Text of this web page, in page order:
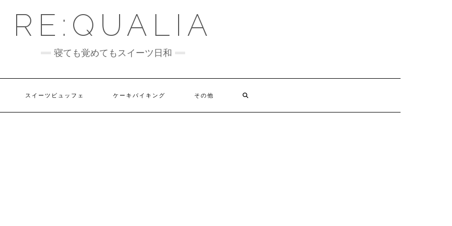
RE:QUALIA
寝ても覚めてもスイーツ日和
スイーツビュッフェ ケーキバイキング その他